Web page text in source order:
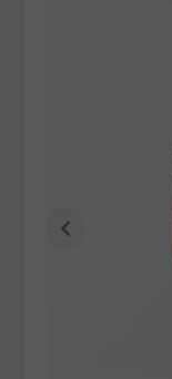
Предыдущая